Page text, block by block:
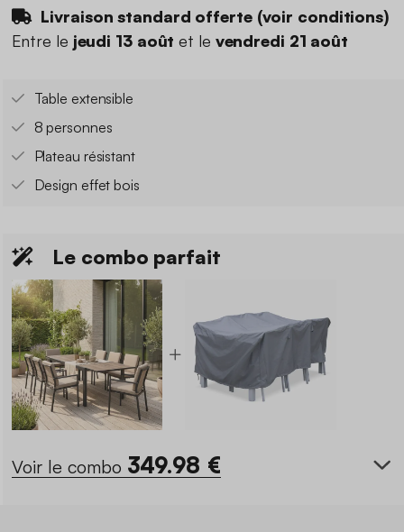
Livraison standard offerte (voir conditions)
Entre le jeudi 13 août et le vendredi 21 août
Table extensible
8 personnes
Plateau résistant
Design effet bois
Le combo parfait
Voir le combo 349.98 €